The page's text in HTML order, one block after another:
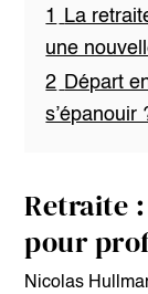
1
La
une
2 Départ
s’épanouir
Retraite
pour
Nicolas